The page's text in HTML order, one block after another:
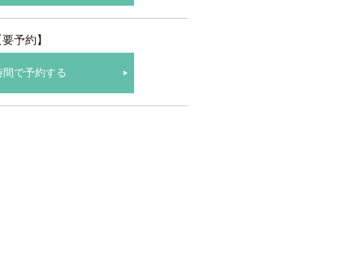
予約】
間で予約する